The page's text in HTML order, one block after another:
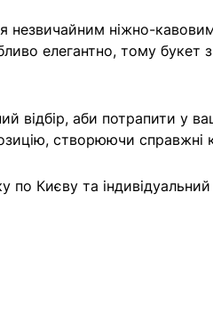
незвичайним ніжно-кавовим
елегантно, тому букет
відбір, аби потрапити у
створюючи справжні
по Києву та